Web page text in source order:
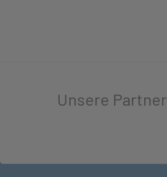
Unsere Partner